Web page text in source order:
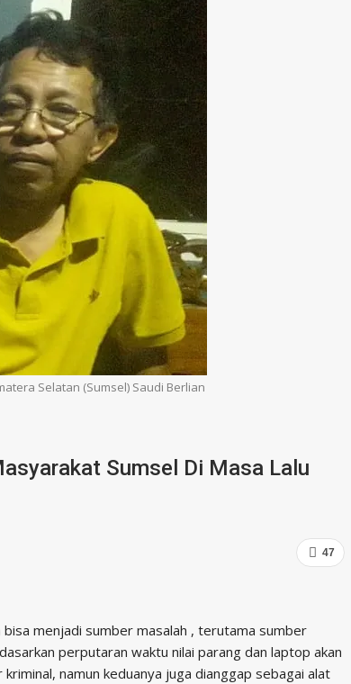
Selatan (Sumsel) Saudi Berlian
Sumsel Di Masa Lalu
47
menjadi sumber masalah , terutama sumber
perputaran waktu nilai parang dan laptop akan
namun keduanya juga dianggap sebagai alat